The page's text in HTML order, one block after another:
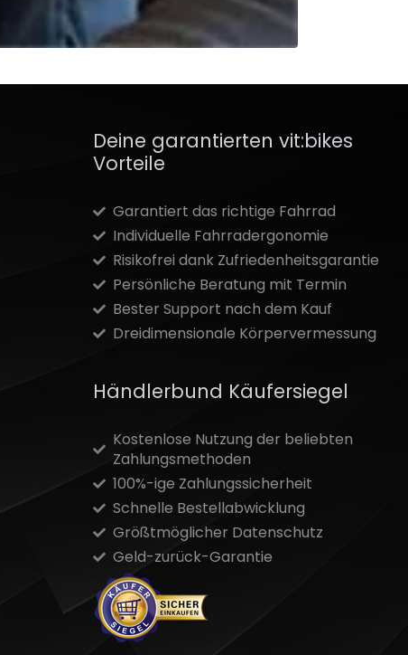
Deine garantierten vit:bikes
Vorteile
Garantiert das richtige Fahrrad
Individuelle Fahrradergonomie
Risikofrei dank Zufriedenheitsgarantie
Persönliche Beratung mit Termin
Bester Support nach dem Kauf
Dreidimensionale Körpervermessung
Händlerbund Käufersiegel
Kostenlose Nutzung der beliebten
Zahlungsmethoden
100%-ige Zahlungssicherheit
Schnelle Bestellabwicklung
Größtmöglicher Datenschutz
Geld-zurück-Garantie